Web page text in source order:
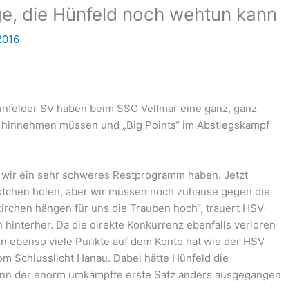
die Hünfeld noch wehtun kann
SV haben beim SSC Vellmar eine ganz, ganz
müssen und „Big Points“ im Abstiegskampf
ein sehr schweres Restprogramm haben. Jetzt
holen, aber wir müssen noch zuhause gegen die
hängen für uns die Trauben hoch“, trauert HSV-
Da die direkte Konkurrenz ebenfalls verloren
ebenso viele Punkte auf dem Konto hat wie der HSV
Schlusslicht Hanau. Dabei hätte Hünfeld die
der enorm umkämpfte erste Satz anders ausgegangen